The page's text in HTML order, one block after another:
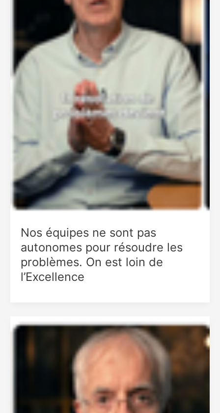
Nos équipes ne sont pas
autonomes pour résoudre les
problèmes. On est loin de
l’Excellence